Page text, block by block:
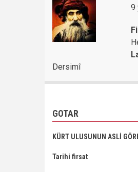
9
Dersimî
GOTAR
KÜRT ULUSUNUN ASLİ
Tarihi firsat